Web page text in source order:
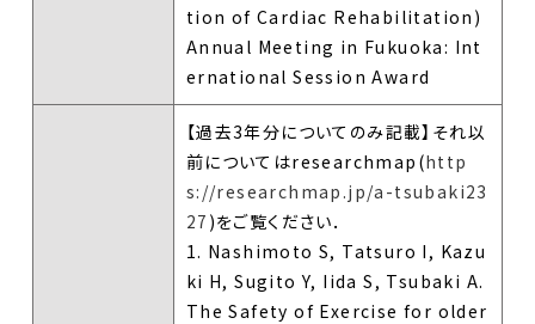
tion of Cardiac Rehabilitation)
Annual Meeting in Fukuoka: Int
ernational Session Award
【過去3年分についてのみ記載】それ以
前についてはresearchmap(http
s://researchmap.jp/a-tsubaki23
27 )をご覧ください．
1. Nashimoto S, Tatsuro I, Kazu
ki H, Sugito Y, Iida S, Tsubaki A.
The Safety of Exercise for older